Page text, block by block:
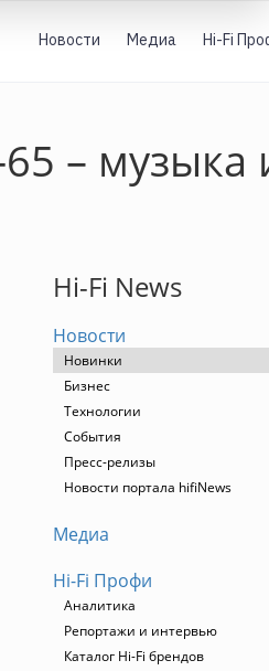
Новости Медиа Hi-Fi
65 – музыка
Hi-Fi News
Новости
Новинки
Бизнес
Технологии
События
Пресс-релизы
Новости портала hifiNews
Медиа
Hi-Fi Профи
Аналитика
Репортажи и интервью
Каталог Hi-Fi брендов